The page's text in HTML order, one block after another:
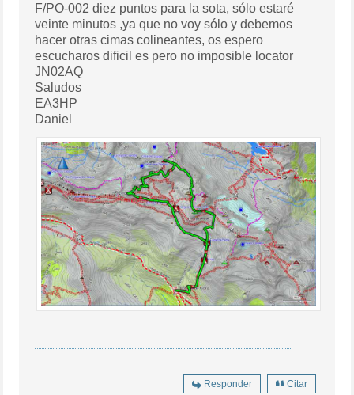
F/PO-002 diez puntos para la sota, sólo estaré
veinte minutos ,ya que no voy sólo y debemos
hacer otras cimas colineantes, os espero
escucharos dificil es pero no imposible locator
JN02AQ
Saludos
EA3HP
Daniel
Responder Citar